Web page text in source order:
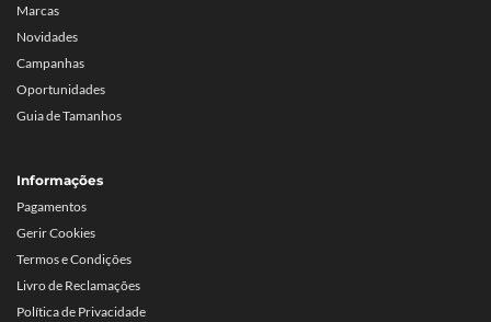
Marcas
Novidades
Campanhas
Oportunidades
Guia de Tamanhos
Informações
Pagamentos
Gerir Cookies
Termos e Condições
Livro de Reclamações
Política de Privacidade